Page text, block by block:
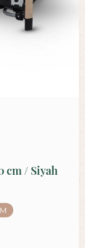
cm / Siyah